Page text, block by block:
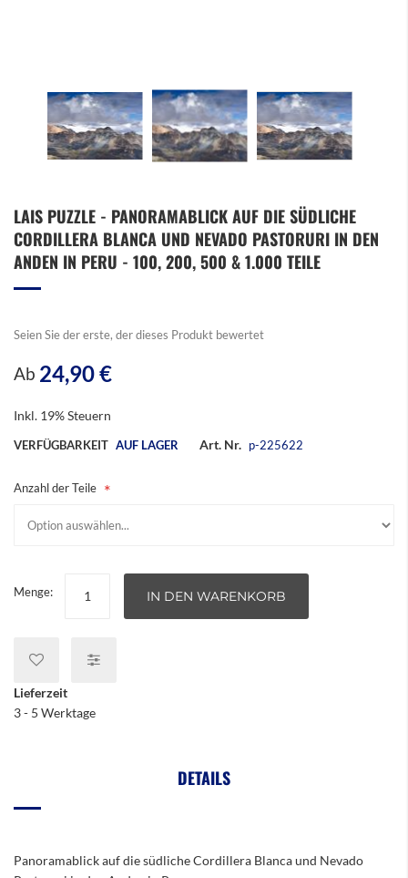
Anfang
der
Bildergalerie
LAIS PUZZLE - PANORAMABLICK AUF DIE SÜDLICHE
CORDILLERA BLANCA UND NEVADO PASTORURI IN DEN
ANDEN IN PERU - 100, 200, 500 & 1.000 TEILE
Seien Sie der erste, der dieses Produkt bewertet
Ab 24,90 €
Inkl. 19% Steuern
VERFÜGBARKEIT AUF LAGER Art. Nr. p-225622
Anzahl der Teile
Menge: IN DEN WARENKORB
Lieferzeit
3 - 5 Werktage
DETAILS
Panoramablick auf die südliche Cordillera Blanca und Nevado